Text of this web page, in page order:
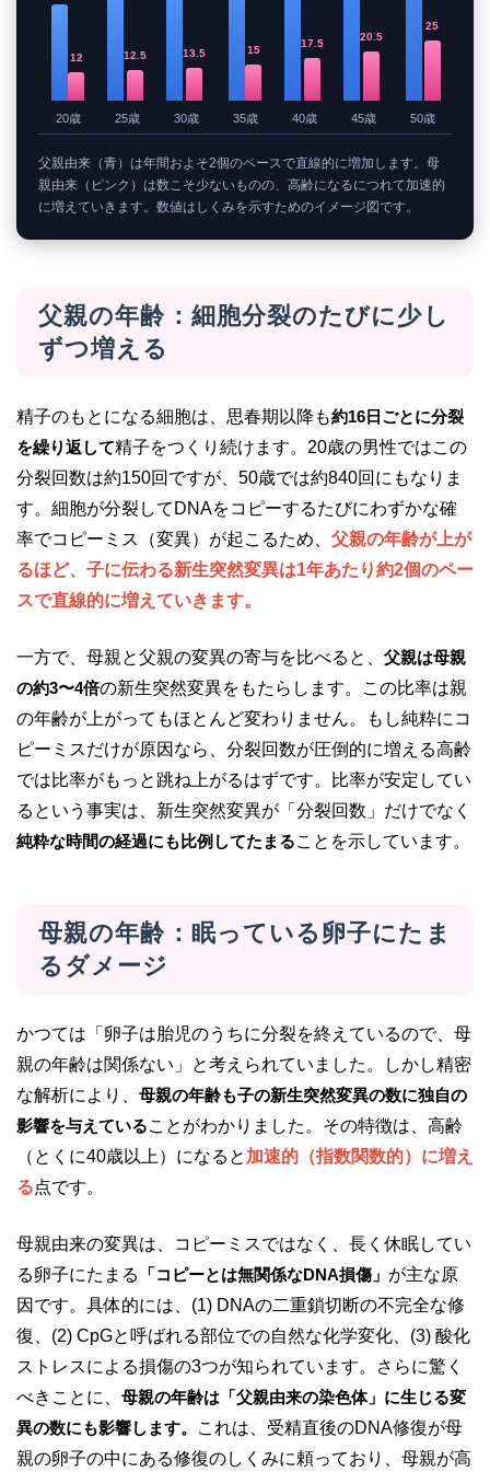
12
20歳
12.5
25歳
13.5
30歳
15
35歳
17.5
40歳
20.5
45歳
25
50歳
父親由来（青）は年間およそ2個のペースで直線的に増加します。母
親由来（ピンク）は数こそ少ないものの、高齢になるにつれて加速的
に増えていきます。数値はしくみを示すためのイメージ図です。
父親の年齢：細胞分裂のたびに少し
ずつ増える
精子のもとになる細胞は、思春期以降も約16日ごとに分裂
を繰り返して精子をつくり続けます。20歳の男性ではこの
分裂回数は約150回ですが、50歳では約840回にもなりま
す。細胞が分裂してDNAをコピーするたびにわずかな確
率でコピーミス（変異）が起こるため、 父親の年齢が上が
るほど、子に伝わる新生突然変異は1年あたり約2個のペー
スで直線的に増えていきます。
一方で、母親と父親の変異の寄与を比べると、 父親は母親
の約3〜4倍の新生突然変異をもたらします。この比率は親
の年齢が上がってもほとんど変わりません。もし純粋にコ
ピーミスだけが原因なら、分裂回数が圧倒的に増える高齢
では比率がもっと跳ね上がるはずです。比率が安定してい
るという事実は、新生突然変異が「分裂回数」だけでなく
純粋な時間の経過にも比例してたまることを示しています。
母親の年齢：眠っている卵子にたま
るダメージ
かつては「卵子は胎児のうちに分裂を終えているので、母
親の年齢は関係ない」と考えられていました。しかし精密
な解析により、 母親の年齢も子の新生突然変異の数に独自の
影響を与えていることがわかりました。その特徴は、高齢
（とくに40歳以上）になると 加速的（指数関数的）に増え
る点です。
母親由来の変異は、コピーミスではなく、長く休眠してい
る卵子にたまる
「コピーとは無関係なDNA損傷」 が主な原
因です。具体的には、(1) DNAの二重鎖切断の不完全な修
復、(2) CpGと呼ばれる部位での自然な化学変化、(3) 酸化
ストレスによる損傷の3つが知られています。さらに驚く
べきことに、 母親の年齢は「父親由来の染色体」に生じる変
異の数にも影響します。
これは、受精直後のDNA修復が母
親の卵子の中にある修復のしくみに頼っており、母親が高